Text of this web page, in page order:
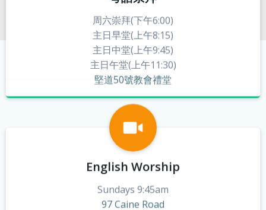
周六崇拜(下午6:00)
主日早堂(上午8:15)
主日中堂(上午9:45)
主日午堂(上午11:30)
堅道50號教會禮堂
English Worship
Sundays 9:45am
97 Caine Road